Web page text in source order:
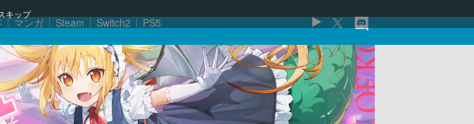
キップ
マンガ Steam Switch2 PS5